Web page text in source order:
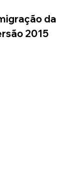
da
2015